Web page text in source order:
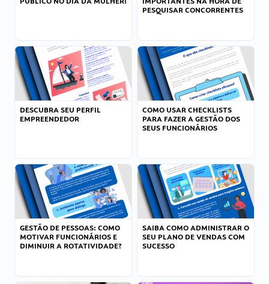
PESQUISAR CONCORRENTES
DESCUBRA SEU PERFIL
EMPREENDEDOR
COMO USAR CHECKLISTS
PARA FAZER A GESTÃO DOS
SEUS FUNCIONÁRIOS
GESTÃO DE PESSOAS: COMO
MOTIVAR FUNCIONÁRIOS E
DIMINUIR A ROTATIVIDADE?
SAIBA COMO ADMINISTRAR O
SEU PLANO DE VENDAS COM
SUCESSO